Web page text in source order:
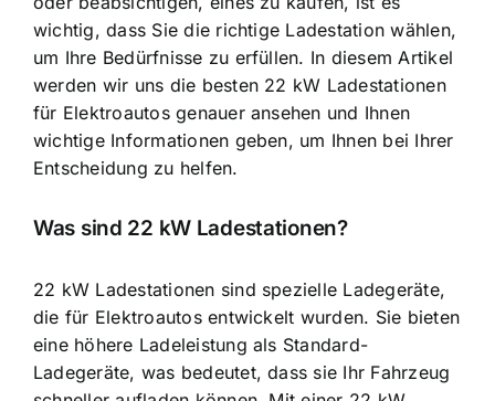
wichtig, dass Sie die richtige Ladestation wählen,
um Ihre Bedürfnisse zu erfüllen. In diesem Artikel
werden wir uns die besten 22 kW Ladestationen
für Elektroautos genauer ansehen und Ihnen
wichtige Informationen geben, um Ihnen bei Ihrer
Entscheidung zu helfen.
Was sind 22 kW Ladestationen?
22 kW Ladestationen sind spezielle Ladegeräte,
die für Elektroautos entwickelt wurden. Sie bieten
eine höhere Ladeleistung als Standard-
Ladegeräte, was bedeutet, dass sie Ihr Fahrzeug